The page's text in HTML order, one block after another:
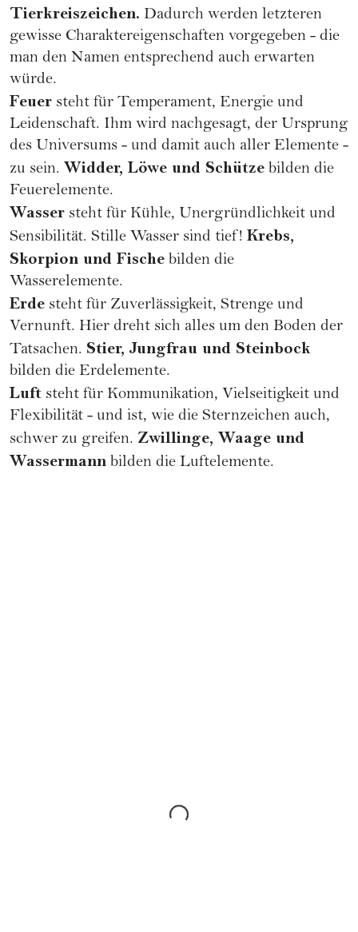
Tierkreiszeichen. Dadurch werden letzteren
gewisse Charaktereigenschaften vorgegeben - die
man den Namen entsprechend auch erwarten
würde.
Feuer steht für Temperament, Energie und
Leidenschaft. Ihm wird nachgesagt, der Ursprung
des Universums - und damit auch aller Elemente -
zu sein. Widder, Löwe und Schütze bilden die
Feuerelemente.
Wasser steht für Kühle, Unergründlichkeit und
Sensibilität. Stille Wasser sind tief! Krebs,
Skorpion und Fische bilden die
Wasserelemente.
Erde steht für Zuverlässigkeit, Strenge und
Vernunft. Hier dreht sich alles um den Boden der
Tatsachen. Stier, Jungfrau und Steinbock
bilden die Erdelemente.
Luft steht für Kommunikation, Vielseitigkeit und
Flexibilität - und ist, wie die Sternzeichen auch,
schwer zu greifen. Zwillinge, Waage und
Wassermann bilden die Luftelemente.